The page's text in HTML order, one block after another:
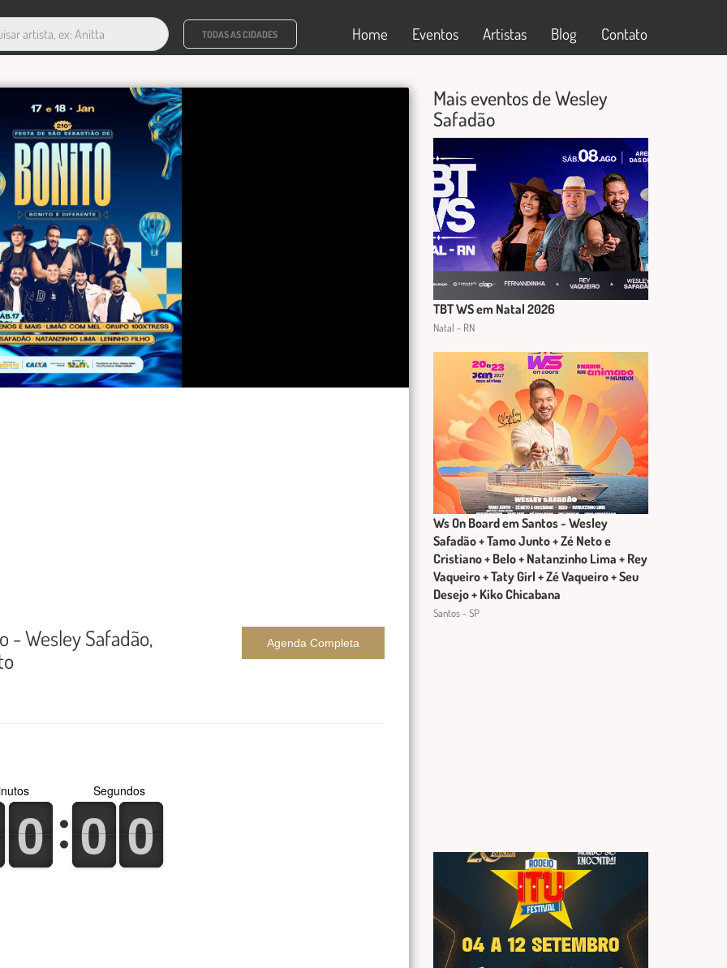
TODAS AS CIDADES Home Eventos Artistas Blog Contato
- Wesley Safadão,
Agenda Completa
0
0
1
1 0
0
1
1 0
0
1
1
Segundos
Mais eventos de Wesley
Safadão
TBT WS em Natal 2026
Natal - RN
Ws On Board em Santos - Wesley
Safadão + Tamo Junto + Zé Neto e
Cristiano + Belo + Natanzinho Lima + Rey
Vaqueiro + Taty Girl + Zé Vaqueiro + Seu
Desejo + Kiko Chicabana
Santos - SP